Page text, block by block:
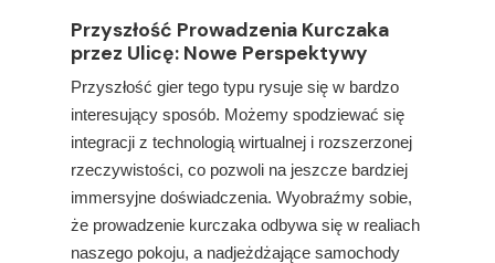
Przyszłość Prowadzenia Kurczaka
przez Ulicę: Nowe Perspektywy
Przyszłość gier tego typu rysuje się w bardzo
interesujący sposób. Możemy spodziewać się
integracji z technologią wirtualnej i rozszerzonej
rzeczywistości, co pozwoli na jeszcze bardziej
immersyjne doświadczenia. Wyobraźmy sobie,
że prowadzenie kurczaka odbywa się w realiach
naszego pokoju, a nadjeżdżające samochody